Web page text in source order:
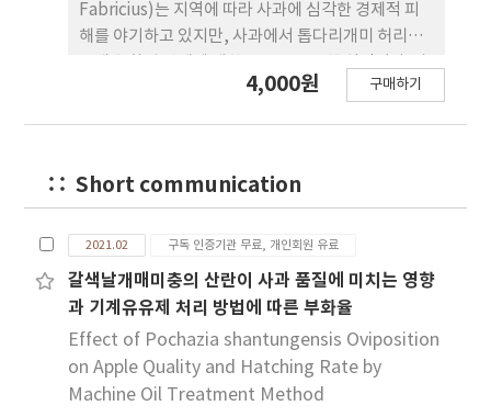
Fabricius)는 지역에 따라 사과에 심각한 경제적 피
해를 야기하고 있지만, 사과에서 톱다리개미 허리노
라서, 이번 연구에서는 톱다리개미허리노린재의 집
nezarae Ishii)에 미치는 영향을 조사하였다. 사과 과
포식기생자의 밀도에는 직접적으로 영향을 주지 않았
고 이들 포식기생자의 공간분포도 변화시키지 않았
다. 그러나, E2HZ3H 루어가 설치된 지역 주변에서는
인하였다. 따라서, E2HZ3H 루어는 사과 과수원 내에
서 정밀방제를 목적으로 친환경 방제에 고려될 수 있
을 것으로 생각된다.
4,000원 구매하기
Short communication
2021.02 구독 인증기관 무료, 개인회원 유료
갈색날개매미충의 산란이 사과 품질에 미치는 영향
과 기계유유제 처리 방법에 따른 부화율
Effect of Pochazia shantungensis Oviposition
on Apple Quality and Hatching Rate by
Machine Oil Treatment Method